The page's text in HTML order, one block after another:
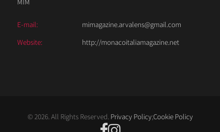
MIM
E-mail:
mimagazine.arvalens@gmail.com
Website:
http://monacoitaliamagazine.net
© 2026. All Rights Reserved. Privacy Policy;Cookie Policy